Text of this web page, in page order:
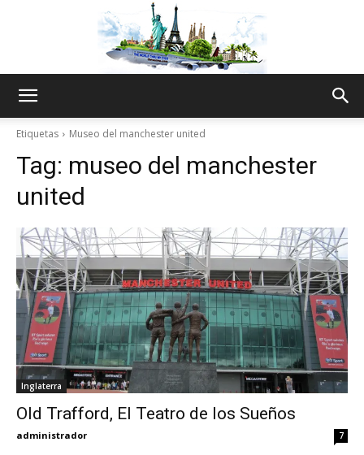
Thru
My
Etiquetas Museo del manchester united
Tag: museo del manchester
united
Inglaterra
Old Trafford, El Teatro de los Sueños
administrador 7